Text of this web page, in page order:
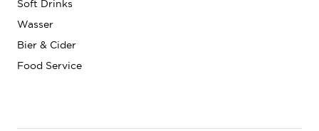
Soft Drinks
Wasser
Bier & Cider
Food Service